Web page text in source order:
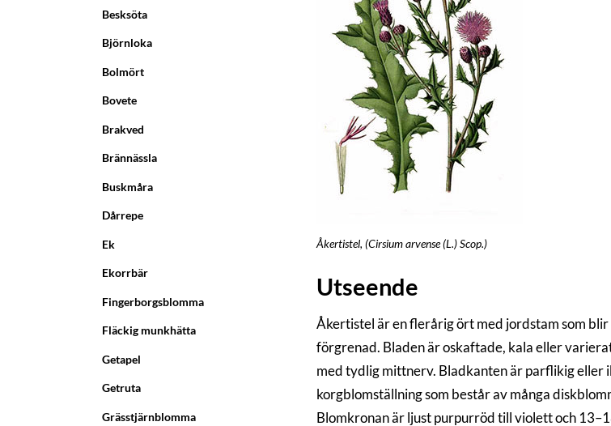
Besksöta
Björnloka
Bolmört
Bovete
Brakved
Brännässla
Buskmåra
Dårrepe
Ek
Ekorrbär
Fingerborgsblomma
Fläckig munkhätta
Getapel
Getruta
Grässtjärnblomma
Åkertistel, (Cirsium arvense (L.) Scop.)
Utseende
Åkertistel är en flerårig ört med jordstam som
förgrenad. Bladen är oskaftade, kala eller
med tydlig mittnerv. Bladkanten är parflikig eller
korgblomställning som består av många
Blomkronan är ljust purpurröd till violett och